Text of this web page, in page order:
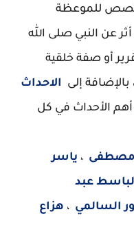
للموعظة
عن النبي صلى الله
أو صفة خلقية
إلى
الاحداث
الأحداث في كل
، ياسر
عبد
السالمي ، هزاع